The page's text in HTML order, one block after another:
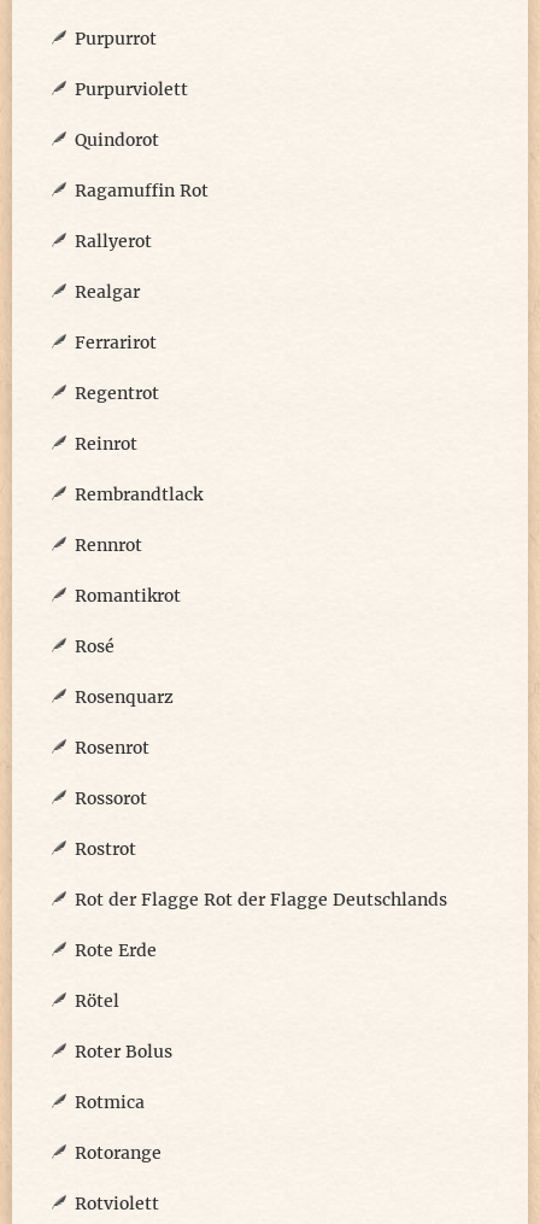
Purpurrot
Purpurviolett
Quindorot
Ragamuffin Rot
Rallyerot
Realgar
Ferrarirot
Regentrot
Reinrot
Rembrandtlack
Rennrot
Romantikrot
Rosé
Rosenquarz
Rosenrot
Rossorot
Rostrot
Rot der Flagge Rot der Flagge Deutschlands
Rote Erde
Rötel
Roter Bolus
Rotmica
Rotorange
Rotviolett